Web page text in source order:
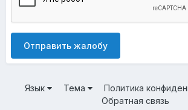
Отправить жалобу
Язык Тема
Политика
Обратная связь